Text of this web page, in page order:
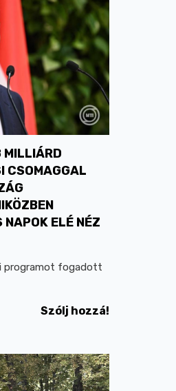
CSOMAGGAL
ELÉ NÉZ
programot fogadott
Szólj hozzá!